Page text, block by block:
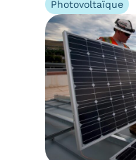
Photovoltaïque